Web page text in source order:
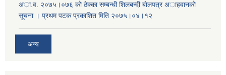
अा.व. २०७५।०७६ काे ठेक्का सम्बन्धी शिलबन्दी बाेलपत्र अाहवानकाे
सूचना । प्रथम पटक प्रकाशित मिति २०७५।०४।१२
अन्य